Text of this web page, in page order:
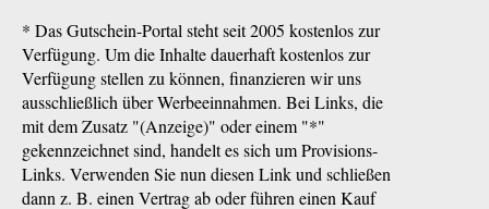
* Das Gutschein-Portal steht seit 2005 kostenlos zur
Verfügung. Um die Inhalte dauerhaft kostenlos zur
Verfügung stellen zu können, finanzieren wir uns
ausschließlich über Werbeeinnahmen. Bei Links, die
mit dem Zusatz "(Anzeige)" oder einem "*"
gekennzeichnet sind, handelt es sich um Provisions-
Links. Verwenden Sie nun diesen Link und schließen
dann z. B. einen Vertrag ab oder führen einen Kauf